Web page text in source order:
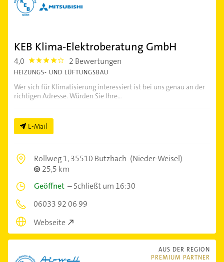
KEB Klima-Elektroberatung GmbH
4,0 4.0 2 Bewertungen
HEIZUNGS- UND LÜFTUNGSBAU
Wer sich für Klimatisierung interessiert ist bei uns genau an der
richtigen Adresse. Würden Sie Ihre...
E-Mail
Rollweg 1,35510 Butzbach (Nieder-Weisel)
25,5 km
Geöffnet –Schließt um 16:30
06033 92 06 99
Webseite
AUS DER REGION
PREMIUM PARTNER